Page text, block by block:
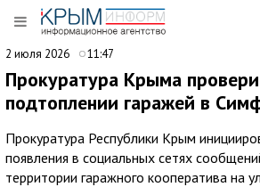
2 июля 2026 11:47
Прокуратура Крыма
подтоплении гаражей в
Прокуратура Республики Крым
появления в социальных сетях
территории гаражного кооператива на